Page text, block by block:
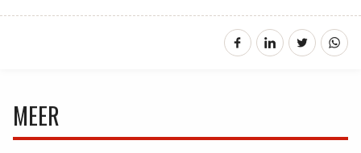
MEER